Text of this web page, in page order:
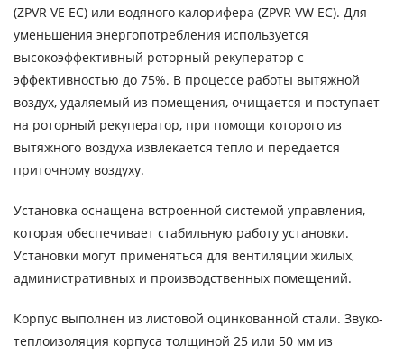
(ZPVR VE EC) или водяного калорифера (ZPVR VW EC). Для
уменьшения энергопотребления используется
высокоэффективный роторный рекуператор с
эффективностью до 75%. В процессе работы вытяжной
воздух, удаляемый из помещения, очищается и поступает
на роторный рекуператор, при помощи которого из
вытяжного воздуха извлекается тепло и передается
приточному воздуху.
Установка оснащена встроенной системой управления,
которая обеспечивает стабильную работу установки.
Установки могут применяться для вентиляции жилых,
административных и производственных помещений.
Корпус выполнен из листовой оцинкованной стали. Звуко-
теплоизоляция корпуса толщиной 25 или 50 мм из